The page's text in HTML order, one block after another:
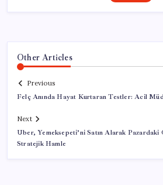
Other Articles
Previous
Felç Anında Hayat Kurtaran Testler: Acil
Next
Uber, Yemeksepeti’ni Satın Alarak Pazardaki
Stratejik Hamle